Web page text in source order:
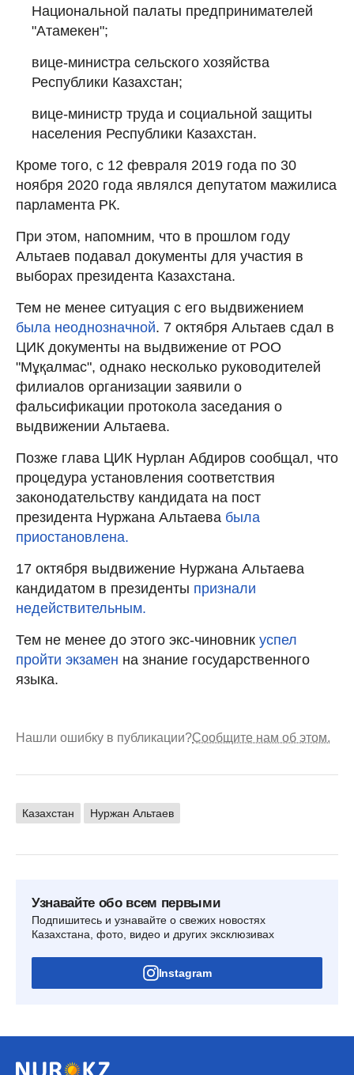
Национальной палаты предпринимателей
"Атамекен";
вице-министра сельского хозяйства
Республики Казахстан;
вице-министр труда и социальной защиты
населения Республики Казахстан.
Кроме того, с 12 февраля 2019 года по 30
ноября 2020 года являлся депутатом мажилиса
парламента РК.
При этом, напомним, что в прошлом году
Альтаев подавал документы для участия в
выборах президента Казахстана.
Тем не менее ситуация с его выдвижением
была неоднозначной. 7 октября Альтаев сдал в
ЦИК документы на выдвижение от РОО
"Мұқалмас", однако несколько руководителей
филиалов организации заявили о
фальсификации протокола заседания о
выдвижении Альтаева.
Позже глава ЦИК Нурлан Абдиров сообщал, что
процедура установления соответствия
законодательству кандидата на пост
президента Нуржана Альтаева была
приостановлена.
17 октября выдвижение Нуржана Альтаева
кандидатом в президенты признали
недействительным.
Тем не менее до этого экс-чиновник успел
пройти экзамен на знание государственного
языка.
Нашли ошибку в публикации?Сообщите нам об этом.
Казахстан Нуржан Альтаев
Узнавайте обо всем первыми
Подпишитесь и узнавайте о свежих новостях
Казахстана, фото, видео и других эксклюзивах
Instagram